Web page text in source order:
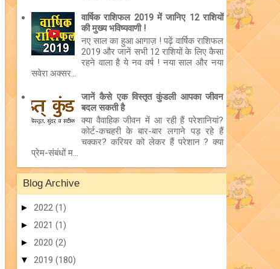
वार्षिक राशिफल 2019 में जानिए 12 राशियों
की मुख्य भविष्यवाणी !
नए साल का हुआ आगाज़ ! पढ़ें वार्षिक राशिफल
2019 और जानें सभी 12 राशियों के लिए कैसा
रहने वाला है ये नव वर्ष ! नया साल और नया
सवेरा अक्सर...
जानें कैसे एक विस्तृत कुंडली आपका जीवन
बदल सकती है
क्या वैवाहिक जीवन में आ रही हैं परेशानियां?
कोर्ट-कचहरी के बार-बार लगाने पड़ रहे हैं
चक्कर? करियर को लेकर हैं परेशान ? क्या
प्रेम-संबंधों म...
Blog Archive
► 2022 (1)
► 2021 (1)
► 2020 (2)
▼ 2019 (180)